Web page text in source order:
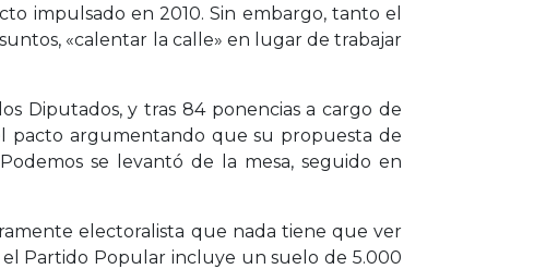
impulsado en 2010. Sin embargo, tanto el
«calentar la calle» en lugar de trabajar
Diputados, y tras 84 ponencias a cargo de
pacto argumentando que su propuesta de
se levantó de la mesa, seguido en
electoralista que nada tiene que ver
Partido Popular incluye un suelo de 5.000